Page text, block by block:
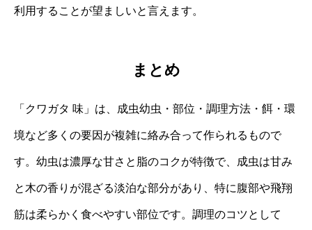
利用することが望ましいと言えます。
まとめ
「クワガタ 味」は、成虫幼虫・部位・調理方法・餌・環
境など多くの要因が複雑に絡み合って作られるもので
す。幼虫は濃厚な甘さと脂のコクが特徴で、成虫は甘み
と木の香りが混ざる淡泊な部分があり、特に腹部や飛翔
筋は柔らかく食べやすい部位です。調理のコツとして